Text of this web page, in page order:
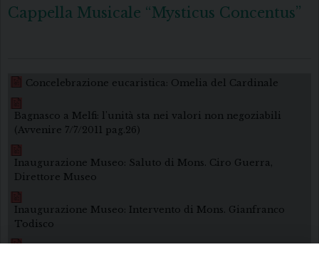
Cappella Musicale “Mysticus Concentus”
Concelebrazione eucaristica: Omelia del Cardinale
Bagnasco a Melfi: l'unità sta nei valori non negoziabili
(Avvenire 7/7/2011 pag.26)
Inaugurazione Museo: Saluto di Mons. Ciro Guerra,
Direttore Museo
Inaugurazione Museo: Intervento di Mons. Gianfranco
Todisco